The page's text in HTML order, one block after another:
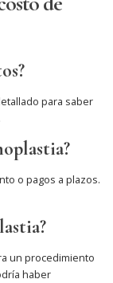
para saber
o pagos a plazos.
un procedimiento
haber